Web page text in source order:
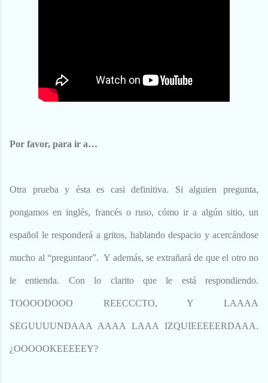
Por favor, para ir a…
Otra prueba y ésta es casi definitiva. Si alguien pregunta,
pongamos en inglés, francés o ruso, cómo ir a algún sitio, un
español le responderá a gritos, hablando despacio y acercándose
mucho al “preguntaor”. Y además, se extrañará de que el otro no
le entienda. Con lo clarito que le está respondiendo.
TOOOODOOO REECCCTO, Y LAAAA
SEGUUUUNDAAA AAAA LAAA IZQUIEEEEERDAAA.
¿OOOOOKEEEEEY?